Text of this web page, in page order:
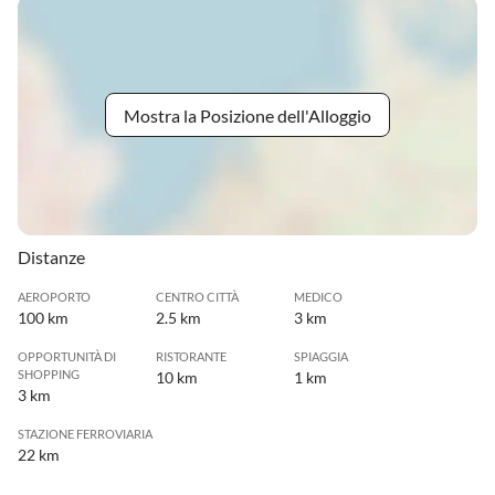
Mostra la Posizione dell'Alloggio
Distanze
AEROPORTO
100 km
CENTRO CITTÀ
2.5 km
MEDICO
3 km
OPPORTUNITÀ DI
SHOPPING
3 km
RISTORANTE
10 km
SPIAGGIA
1 km
STAZIONE FERROVIARIA
22 km